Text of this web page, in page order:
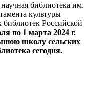
библиотека им.
культуры
библиотек Российской
по 1 марта 2024 г.
школу сельских
сегодня.